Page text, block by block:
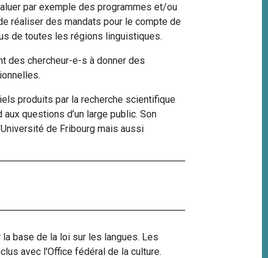
par exemple des programmes et/ou
réaliser des mandats pour le compte de
de toutes les régions linguistiques.
des chercheur-e-s à donner des
produits par la recherche scientifique
questions d’un large public. Son
de Fribourg mais aussi
base de la loi sur les langues. Les
avec l'Office fédéral de la culture.